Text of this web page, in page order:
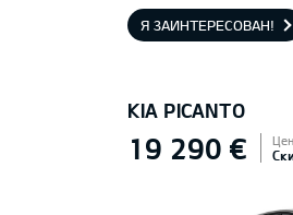
Я ЗАИНТЕРЕСОВАН!
KIA PICANTO
19 290 €